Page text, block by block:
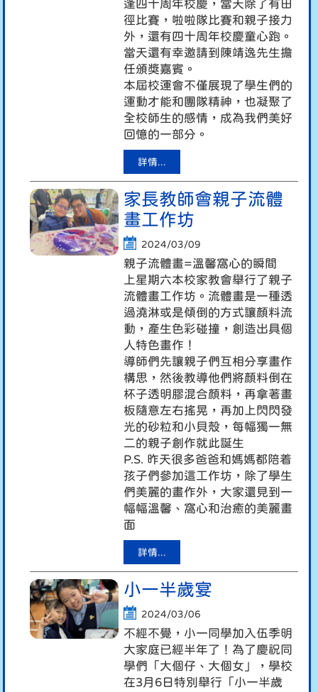
逢四十周年校慶，當天除了有田
徑比賽，啦啦隊比賽和親子接力
外，還有四十周年校慶童心跑。
當天還有幸邀請到陳靖逸先生擔
任頒獎嘉賓。
本屆校運會不僅展現了學生們的
運動才能和團隊精神，也凝聚了
全校師生的感情，成為我們美好
回憶的一部分。
詳情...
家長教師會親子流體
畫工作坊
2024/03/09
親子流體畫=溫馨窩心的瞬間
上星期六本校家教會舉行了親子
流體畫工作坊。流體畫是一種透
過澆淋或是傾倒的方式讓顏料流
動，產生色彩碰撞，創造出具個
人特色畫作！
導師們先讓親子們互相分享畫作
構思，然後教導他們將顏料倒在
杯子透明膠混合顏料，再拿著畫
板隨意左右搖晃，再加上閃閃發
光的砂粒和小貝殼，每幅獨一無
二的親子創作就此誕生
P.S. 昨天很多爸爸和媽媽都陪着
孩子們參加這工作坊，除了學生
們美麗的畫作外，大家還見到一
幅幅溫馨、窩心和治癒的美麗畫
面
詳情...
小一半歲宴
2024/03/06
不經不覺，小一同學加入伍季明
大家庭已經半年了！為了慶祝同
學們「大個仔、大個女」，學校
在3月6日特別舉行「小一半歲